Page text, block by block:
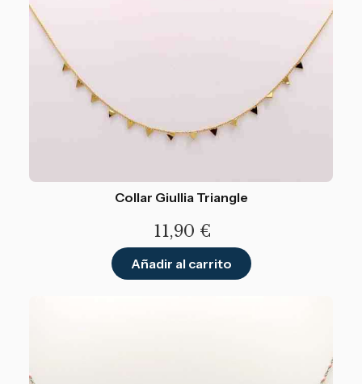
Collar Giullia Triangle
11,90 €
Añadir al carrito